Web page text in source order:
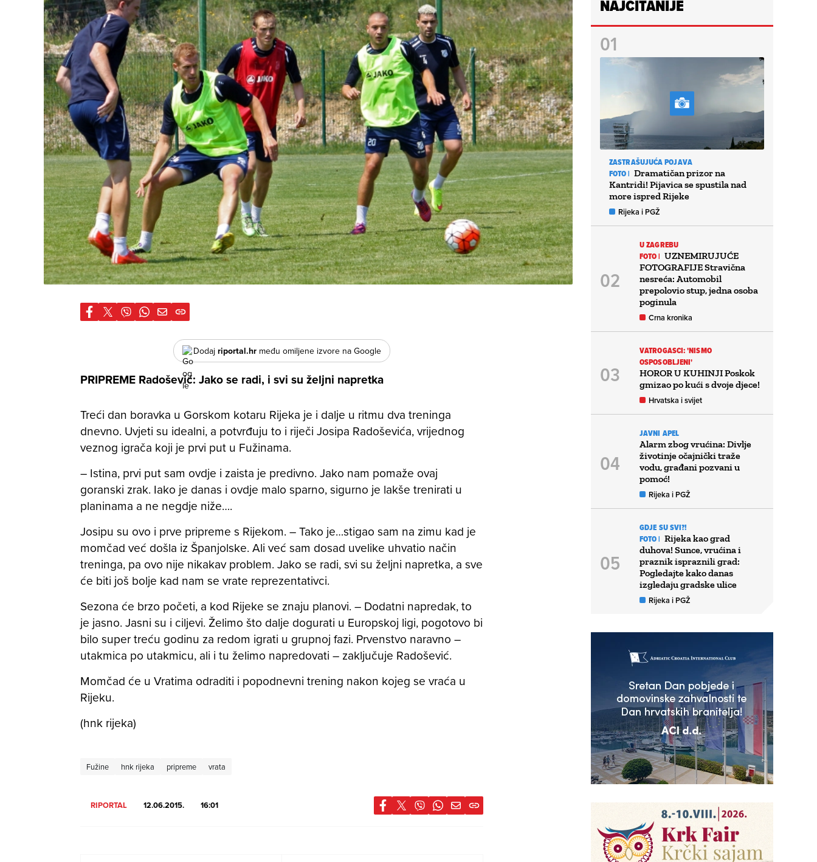
Dodaj riportal.hr među omiljene izvore na Google
PRIPREME Radošević: Jako se radi, i svi su željni napretka
Treći dan boravka u Gorskom kotaru Rijeka je i dalje u ritmu dva treninga
dnevno. Uvjeti su idealni, a potvrđuju to i riječi Josipa Radoševića, vrijednog
veznog igrača koji je prvi put u Fužinama.
– Istina, prvi put sam ovdje i zaista je predivno. Jako nam pomaže ovaj
goranski zrak. Iako je danas i ovdje malo sparno, sigurno je lakše trenirati u
planinama a ne negdje niže….
Josipu su ovo i prve pripreme s Rijekom. – Tako je…stigao sam na zimu kad je
momčad već došla iz Španjolske. Ali već sam dosad uvelike uhvatio način
treninga, pa ovo nije nikakav problem. Jako se radi, svi su željni napretka, a sve
će biti još bolje kad nam se vrate reprezentativci.
Sezona će brzo početi, a kod Rijeke se znaju planovi. – Dodatni napredak, to
je jasno. Jasni su i ciljevi. Želimo što dalje dogurati u Europskoj ligi, pogotovo bi
bilo super treću godinu za redom igrati u grupnoj fazi. Prvenstvo naravno –
utakmica po utakmicu, ali i tu želimo napredovati – zaključuje Radošević.
Momčad će u Vratima odraditi i popodnevni trening nakon kojeg se vraća u
Rijeku.
(hnk rijeka)
Fužine hnk rijeka pripreme vrata
RIPORTAL 12.06.2015. 16:01
NAJČITANIJE
ZASTRAŠUJUĆA POJAVA
FOTO | Dramatičan prizor na
Kantridi! Pijavica se spustila nad
more ispred Rijeke
Rijeka i PGŽ
U ZAGREBU
FOTO | UZNEMIRUJUĆE
FOTOGRAFIJE Stravična
nesreća: Automobil
prepolovio stup, jedna osoba
poginula
Crna kronika
VATROGASCI: 'NISMO
OSPOSOBLJENI'
HOROR U KUHINJI Poskok
gmizao po kući s dvoje djece!
Hrvatska i svijet
JAVNI APEL
Alarm zbog vrućina: Divlje
životinje očajnički traže
vodu, građani pozvani u
pomoć!
Rijeka i PGŽ
GDJE SU SVI?!
FOTO | Rijeka kao grad
duhova! Sunce, vrućina i
praznik ispraznili grad:
Pogledajte kako danas
izgledaju gradske ulice
Rijeka i PGŽ